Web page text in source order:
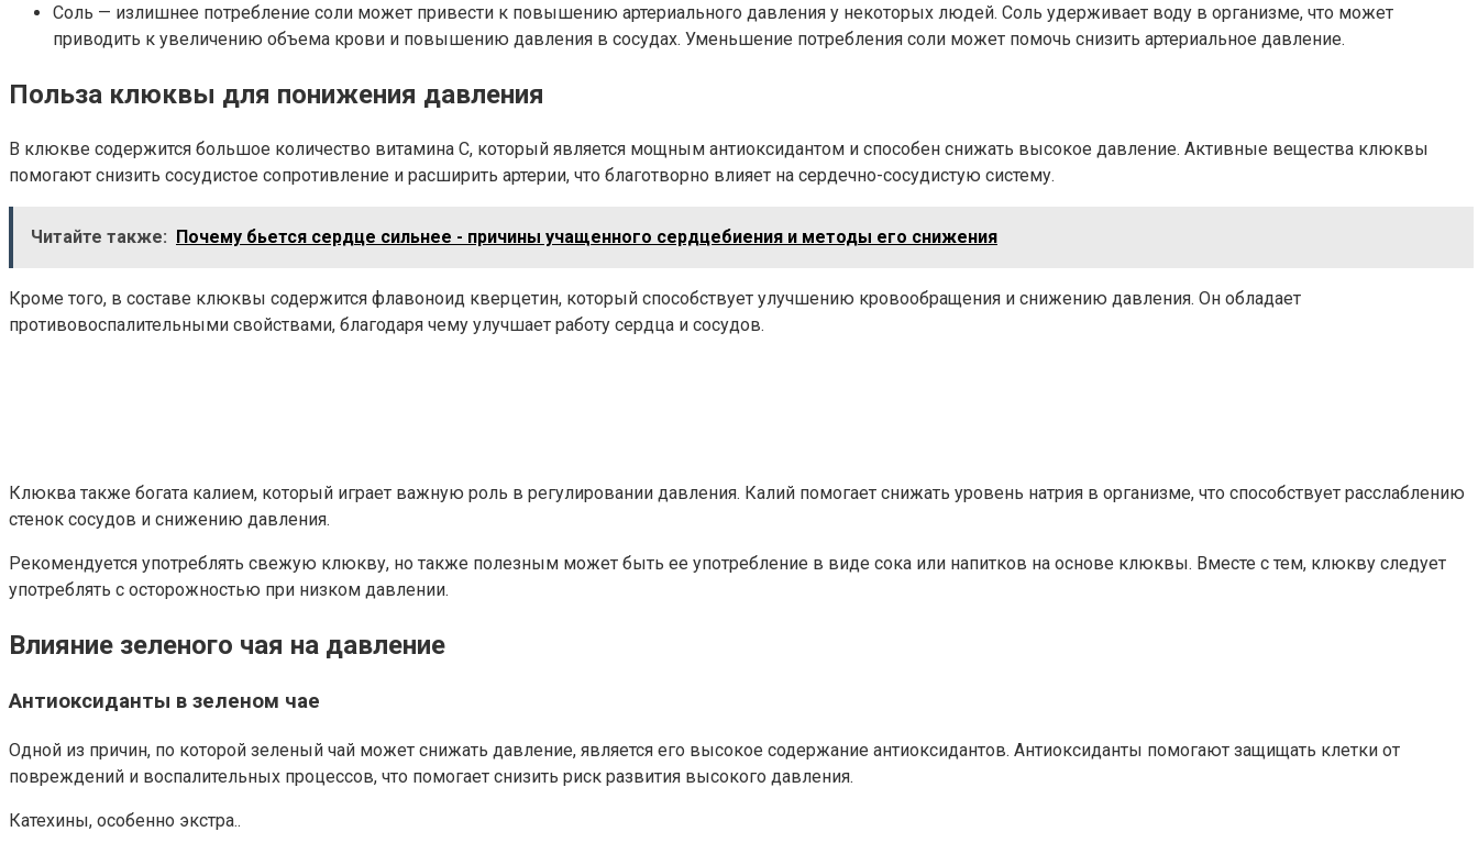
Соль — излишнее потребление соли может привести к повышению артериального давления у некоторых людей. Соль удерживает воду в организме, что может
приводить к увеличению объема крови и повышению давления в сосудах. Уменьшение потребления соли может помочь снизить артериальное давление.
Польза клюквы для понижения давления
В клюкве содержится большое количество витамина С, который является мощным антиоксидантом и способен снижать высокое давление. Активные вещества клюквы
помогают снизить сосудистое сопротивление и расширить артерии, что благотворно влияет на сердечно-сосудистую систему.
Читайте также: Почему бьется сердце сильнее - причины учащенного сердцебиения и методы его снижения
Кроме того, в составе клюквы содержится флавоноид кверцетин, который способствует улучшению кровообращения и снижению давления. Он обладает
противовоспалительными свойствами, благодаря чему улучшает работу сердца и сосудов.
Клюква также богата калием, который играет важную роль в регулировании давления. Калий помогает снижать уровень натрия в организме, что способствует расслаблению
стенок сосудов и снижению давления.
Рекомендуется употреблять свежую клюкву, но также полезным может быть ее употребление в виде сока или напитков на основе клюквы. Вместе с тем, клюкву следует
употреблять с осторожностью при низком давлении.
Влияние зеленого чая на давление
Антиоксиданты в зеленом чае
Одной из причин, по которой зеленый чай может снижать давление, является его высокое содержание антиоксидантов. Антиоксиданты помогают защищать клетки от
повреждений и воспалительных процессов, что помогает снизить риск развития высокого давления.
Катехины, особенно экстра..